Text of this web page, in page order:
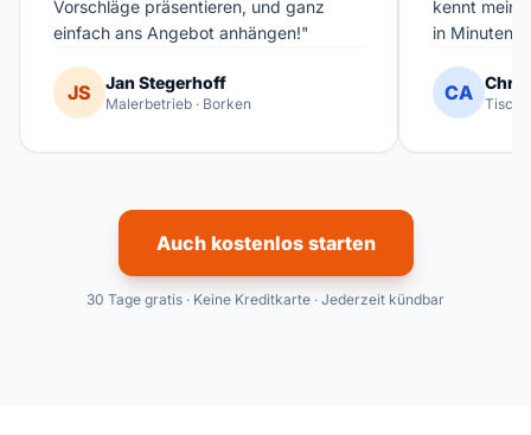
Vorschläge präsentieren, und ganz
einfach ans Angebot anhängen!"
JS Jan Stegerhoff
Malerbetrieb · Borken
kennt
in Minuten
CA
Auch kostenlos starten
30 Tage gratis · Keine Kreditkarte · Jederzeit kündbar